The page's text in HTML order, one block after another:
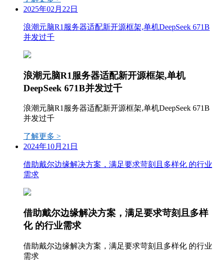
2025年02月22日
浪潮元脑R1服务器适配新开源框架,单机DeepSeek 671B
并发过千
浪潮元脑R1服务器适配新开源框架,单机
DeepSeek 671B并发过千
浪潮元脑R1服务器适配新开源框架,单机DeepSeek 671B
并发过千
了解更多 >
2024年10月21日
借助戴尔边缘解决方案，满足要求苛刻且多样化 的行业
需求
借助戴尔边缘解决方案，满足要求苛刻且多样
化 的行业需求
借助戴尔边缘解决方案，满足要求苛刻且多样化 的行业
需求